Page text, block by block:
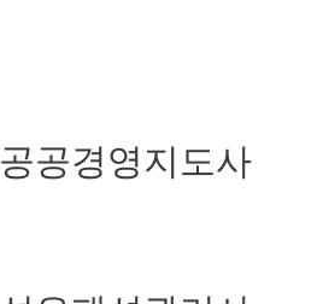
공공경영지도사